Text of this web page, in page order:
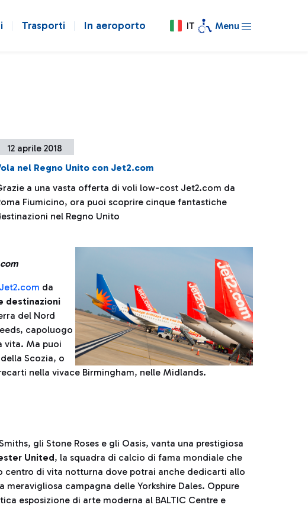
Trasporti In aeroporto IT Menu
12 aprile 2018
nel Regno Unito con Jet2.com
a una vasta offerta di voli low-cost Jet2.com da
Fiumicino, ora puoi scoprire cinque fantastiche
nel Regno Unito
Jet2.com da
destinazioni
del Nord
capoluogo
vita. Ma puoi
Scozia, o
nella vivace Birmingham, nelle Midlands.
gli Stone Roses e gli Oasis, vanta una prestigiosa
United, la squadra di calcio di fama mondiale che
centro di vita notturna dove potrai anche dedicarti allo
campagna delle Yorkshire Dales. Oppure
esposizione di arte moderna al BALTIC Centre e